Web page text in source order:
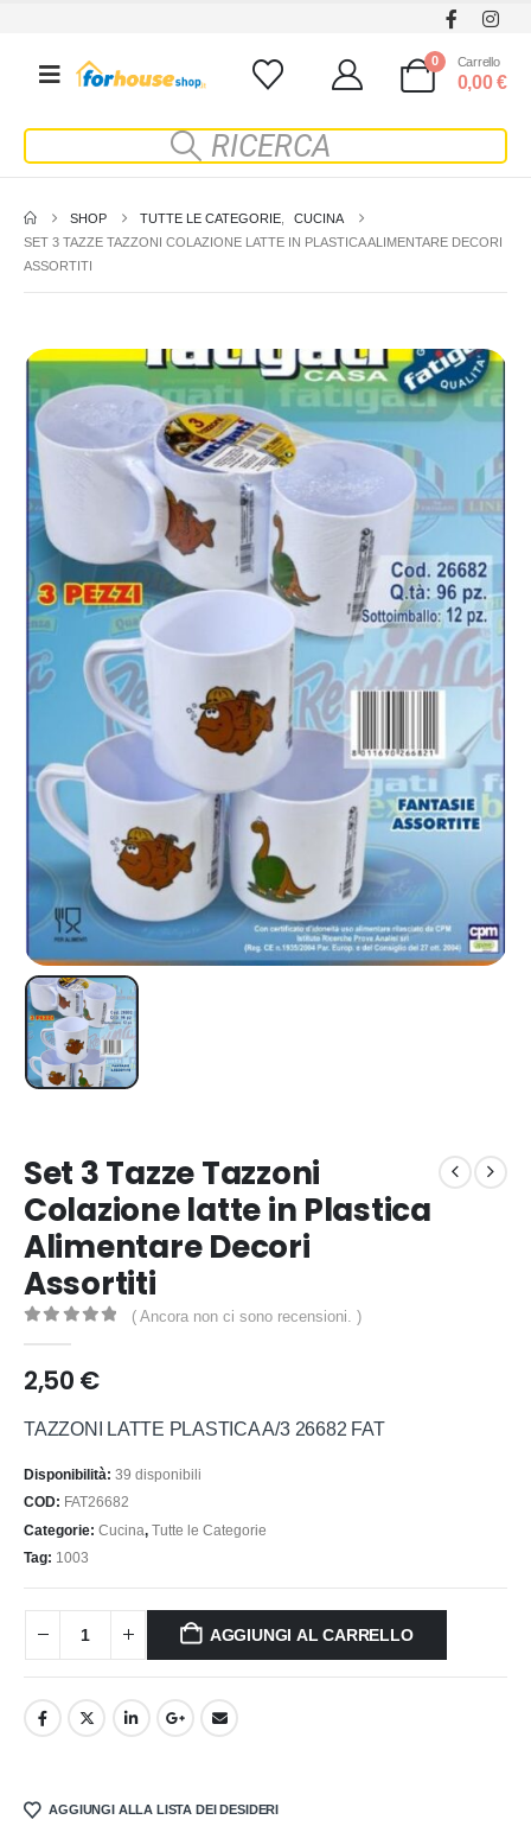
0 Carrello
0,00€
SHOP TUTTE LE CATEGORIE,
CUCINA
SET 3 TAZZE TAZZONI COLAZIONE LATTE IN PLASTICA ALIMENTARE DECORI
ASSORTITI
Set 3 Tazze Tazzoni
Colazione latte in Plastica
Alimentare Decori
Assortiti
( Ancora non ci sono recensioni. )
2,50 €
TAZZONI LATTE PLASTICA A/3 26682 FAT
Disponibilità: 39 disponibili
COD: FAT26682
Categorie: Cucina, Tutte le Categorie
Tag: 1003
AGGIUNGI AL CARRELLO
AGGIUNGI ALLA LISTA DEI DESIDERI